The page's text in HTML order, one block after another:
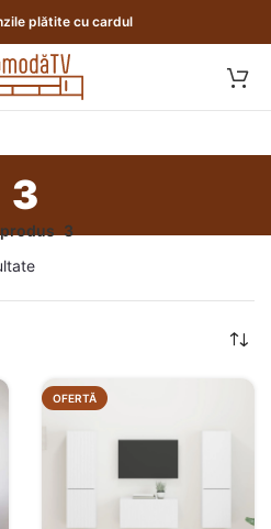
plătite cu cardul
3
3
OFERTĂ